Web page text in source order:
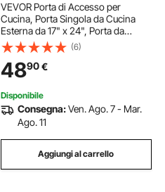
VEVOR Porta di Accesso per
Cucina, Porta Singola da Cucina
Esterna da 17" x 24", Porta da
Incasso in Acciaio Inox, con Prese
d'Aria e Gancio, per Isola BBQ,
Stazione per Grigliate, Mobile da
Esterno
(6)
4890€
Disponibile
Consegna:Ven. Ago. 7 - Mar.
Ago. 11
Aggiungi al carrello